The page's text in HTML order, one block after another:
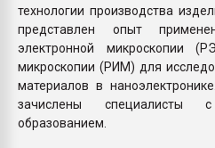
технологии производства
представлен опыт
электронной микроскопии
микроскопии (РИМ) для
материалов в
зачислены специалисты
образованием.